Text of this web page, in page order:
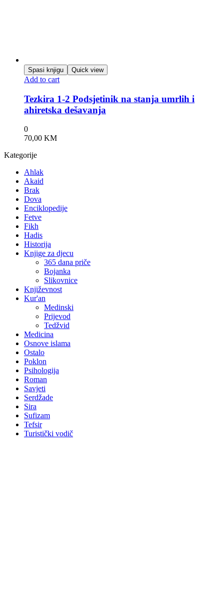
Spasi knjigu Quick view
Add to cart
Tezkira 1-2 Podsjetinik na stanja umrlih i
ahiretska dešavanja
0
70,00 KM
Kategorije
Ahlak
Akaid
Brak
Dova
Enciklopedije
Fetve
Fikh
Hadis
Historija
Knjige za djecu
365 dana priče
Bojanka
Slikovnice
Književnost
Kur'an
Medinski
Prijevod
Tedžvid
Medicina
Osnove islama
Ostalo
Poklon
Psihologija
Roman
Savjeti
Serdžade
Sira
Sufizam
Tefsir
Turistički vodič